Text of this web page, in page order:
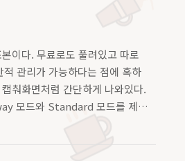
이다. 무료로도 풀려있고 따로
관리가 가능하다는 점에 혹하
춰화면처럼 간단하게 나와있다.
모드와 Standard 모드를 제공